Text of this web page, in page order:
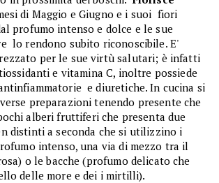
di Maggio e Giugno e i suoi fiori
profumo intenso e dolce e le sue
lo rendono subito riconoscibile. E'
per le sue virtù salutari; è infatti
e vitamina C, inoltre possiede
e diuretiche. In cucina si
preparazioni tenendo presente che
alberi fruttiferi che presenta due
distinti a seconda che si utilizzino i
intenso, una via di mezzo tra il
o le bacche (profumo delicato che
delle more e dei i mirtilli).